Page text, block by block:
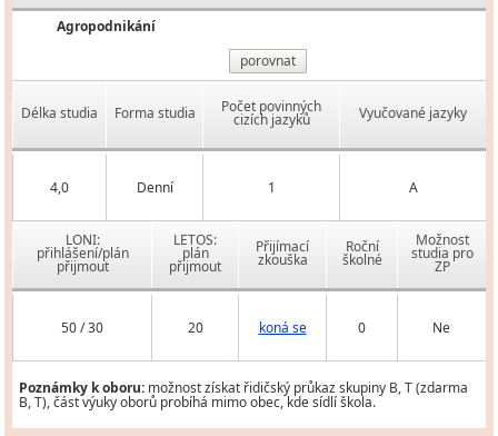
Agropodnikání
porovnat
Délka studia Forma studia Počet povinných
cizích jazyků Vyučované jazyky
4,0 Denní 1 A
LONI:
přihlášení/plán
přijmout
LETOS:
plán
přijmout
Přijímací
zkouška
Roční
školné
Možnost
studia pro
ZP
50 / 30 20 koná se 0 Ne
Poznámky k oboru: možnost získat řidičský průkaz skupiny B, T (zdarma
B, T), část výuky oborů probíhá mimo obec, kde sídlí škola.